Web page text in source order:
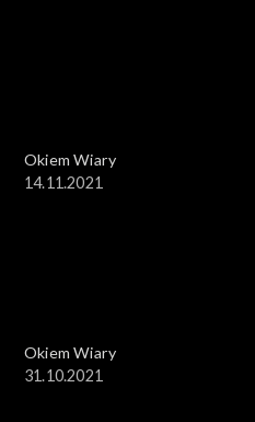
Okiem Wiary
14.11.2021
Okiem Wiary
31.10.2021